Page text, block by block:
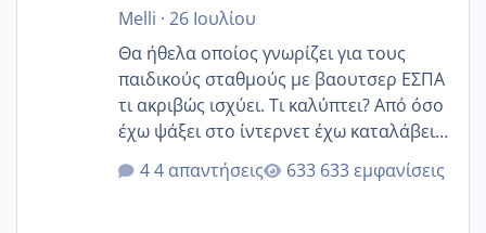
Melli · 26 Ιουλίου
Θα ήθελα οποίος γνωρίζει για τους
παιδικούς σταθμούς με βαουτσερ ΕΣΠΑ
τι ακριβώς ισχύει. Τι καλύπτει? Από όσο
έχω ψάξει στο ίντερνετ έχω καταλάβει
ότι το βαουτσερ καλύπτει όλα τα
δίδακτρα και τα τροφεια του ιδιωτικού
4 απαντήσεις 633 εμφανίσεις